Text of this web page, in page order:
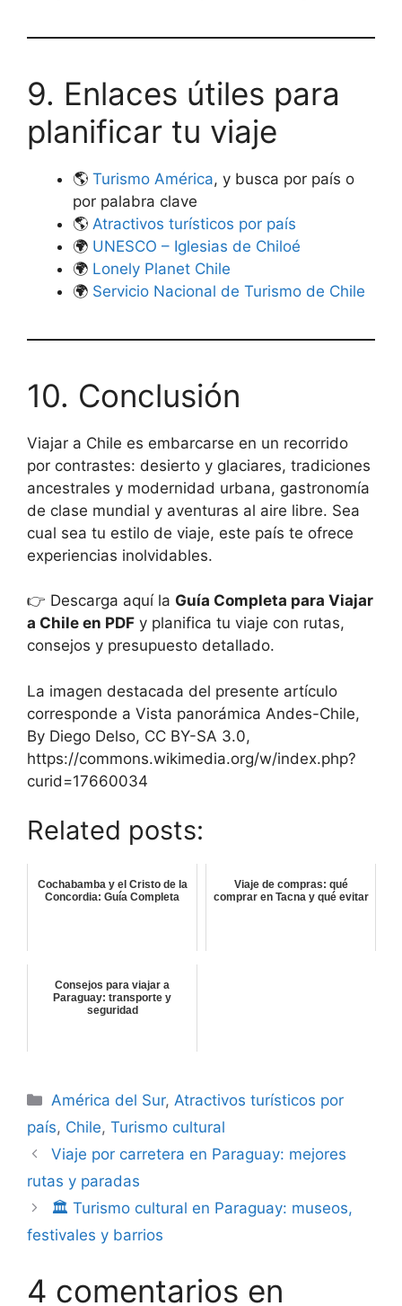
9. Enlaces útiles para
planificar tu viaje
🌎 Turismo América, y busca por país o
por palabra clave
🌎 Atractivos turísticos por país
🌍 UNESCO – Iglesias de Chiloé
🌍 Lonely Planet Chile
🌍 Servicio Nacional de Turismo de Chile
10. Conclusión
Viajar a Chile es embarcarse en un recorrido
por contrastes: desierto y glaciares, tradiciones
ancestrales y modernidad urbana, gastronomía
de clase mundial y aventuras al aire libre. Sea
cual sea tu estilo de viaje, este país te ofrece
experiencias inolvidables.
👉 Descarga aquí la Guía Completa para Viajar
a Chile en PDF y planifica tu viaje con rutas,
consejos y presupuesto detallado.
La imagen destacada del presente artículo
corresponde a Vista panorámica Andes-Chile,
By Diego Delso, CC BY-SA 3.0,
https://commons.wikimedia.org/w/index.php?
curid=17660034
Related posts:
Cochabamba y el Cristo de la
Concordia: Guía Completa
Viaje de compras: qué
comprar en Tacna y qué evitar
Consejos para viajar a
Paraguay: transporte y
seguridad
Categorías
América del Sur,Atractivos turísticos por
país, Chile, Turismo cultural
Viaje por carretera en Paraguay: mejores
rutas y paradas
🏛️ Turismo cultural en Paraguay: museos,
festivales y barrios
4 comentarios en